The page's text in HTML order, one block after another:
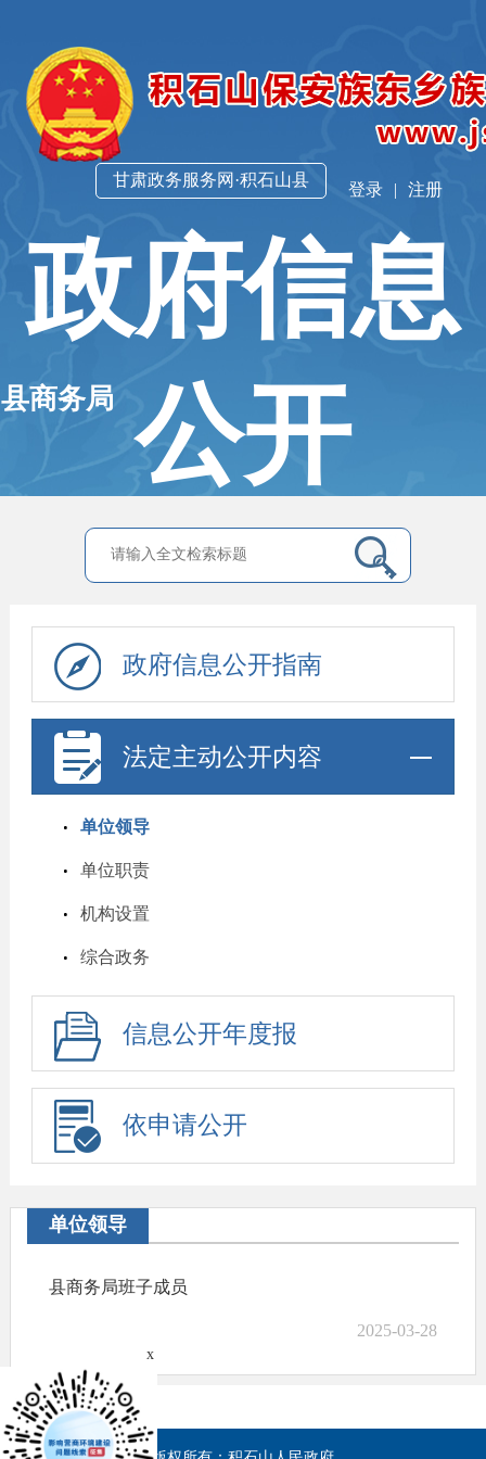
登录 | 注册
甘肃政务服务网·积石山县
政府信息
公开
政府信息公开指南
法定主动公开内容
单位领导
单位职责
机构设置
综合政务
信息公开年度报
依申请公开
单位领导
县商务局班子成员
2025-03-28
x
商务局